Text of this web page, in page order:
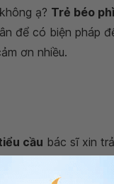
ạ? Trẻ béo
để có biện pháp
ơn nhiều.
cầu bác sĩ xin
có dấu hiệu béo